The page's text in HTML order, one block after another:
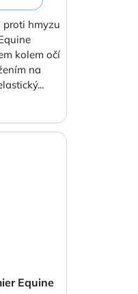
proti hmyzu
kolem očí
na
Equine